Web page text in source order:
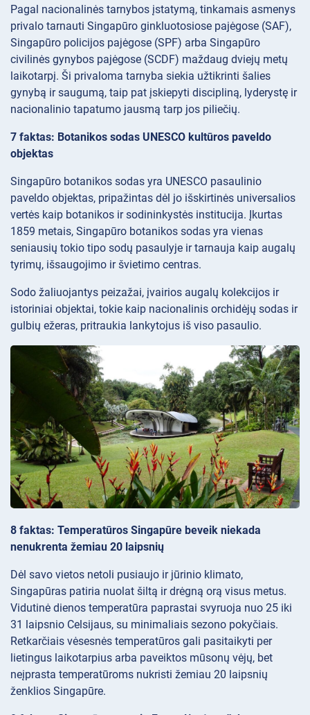
Pagal nacionalinės tarnybos įstatymą, tinkamais asmenys
privalo tarnauti Singapūro ginkluotosiose pajėgose (SAF),
Singapūro policijos pajėgose (SPF) arba Singapūro
civilinės gynybos pajėgose (SCDF) maždaug dviejų metų
laikotarpį. Ši privaloma tarnyba siekia užtikrinti šalies
gynybą ir saugumą, taip pat įskiepyti discipliną, lyderystę ir
nacionalinio tapatumo jausmą tarp jos piliečių.
7 faktas: Botanikos sodas UNESCO kultūros paveldo
objektas
Singapūro botanikos sodas yra UNESCO pasaulinio
paveldo objektas, pripažintas dėl jo išskirtinės universalios
vertės kaip botanikos ir sodininkystės institucija. Įkurtas
1859 metais, Singapūro botanikos sodas yra vienas
seniausių tokio tipo sodų pasaulyje ir tarnauja kaip augalų
tyrimų, išsaugojimo ir švietimo centras.
Sodo žaliuojantys peizažai, įvairios augalų kolekcijos ir
istoriniai objektai, tokie kaip nacionalinis orchidėjų sodas ir
gulbių ežeras, pritraukia lankytojus iš viso pasaulio.
8 faktas: Temperatūros Singapūre beveik niekada
nenukrenta žemiau 20 laipsnių
Dėl savo vietos netoli pusiaujo ir jūrinio klimato,
Singapūras patiria nuolat šiltą ir drėgną orą visus metus.
Vidutinė dienos temperatūra paprastai svyruoja nuo 25 iki
31 laipsnio Celsijaus, su minimaliais sezono pokyčiais.
Retkarčiais vėsesnės temperatūros gali pasitaikyti per
lietingus laikotarpius arba paveiktos mūsonų vėjų, bet
neįprasta temperatūroms nukristi žemiau 20 laipsnių
ženklios Singapūre.